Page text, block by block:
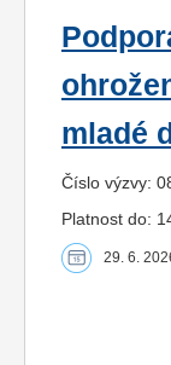
mladé
Číslo výzvy:
Platnost do:
29. 6.